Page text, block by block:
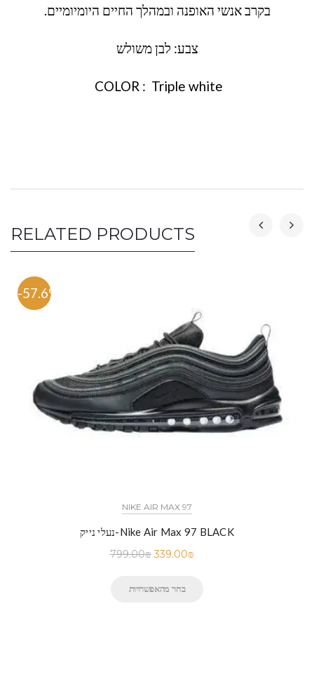
בקרב אנשי האופנה ובמהלך החיים היומיומיים.
צבע: לבן משולש
COLOR : Triple white
RELATED PRODUCTS
-57.6%
NIKE AIR MAX 97
נעלי נייק-Nike Air Max 97 BLACK
799.00₪ 339.00₪
בחר מהאפשרויות